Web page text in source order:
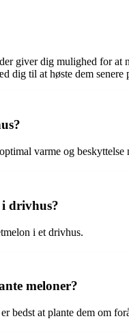
giver dig mulighed for
dig til at høste dem senere
varme og beskyttelse
drivhus?
i et drivhus.
meloner?
bedst at plante dem om